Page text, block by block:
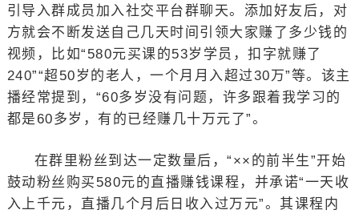
引导入群成员加入社交平台群聊天。添加好友后，对
方就会不断发送自己几天时间引领大家赚了多少钱的
视频，比如“580元买课的53岁学员，扣字就赚了
240”“超50岁的老人，一个月月入超过30万”等。该主
播经常提到，“60多岁没有问题，许多跟着我学习的
都是60多岁，有的已经赚几十万元了”。
在群里粉丝到达一定数量后，“××的前半生”开始
鼓动粉丝购买580元的直播赚钱课程，并承诺“一天收
入上千元，直播几个月后日收入过万元”。其课程内